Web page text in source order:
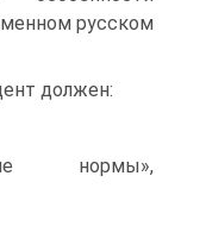
русском
должен:
нормы»,